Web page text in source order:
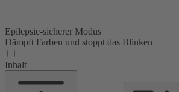
Epilepsie-sicherer Modus
Dämpft Farben und stoppt das Blinken
Inhalt